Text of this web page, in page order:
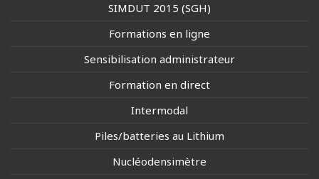
SIMDUT 2015 (SGH)
Formations en ligne
Sensibilisation administrateur
Formation en direct
Intermodal
Piles/batteries au Lithium
Nucléodensimètre